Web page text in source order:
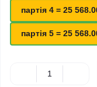
партія 4 = 25
партія 5 = 25